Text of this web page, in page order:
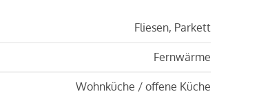
Fliesen, Parkett
Fernwärme
Wohnküche / offene Küche